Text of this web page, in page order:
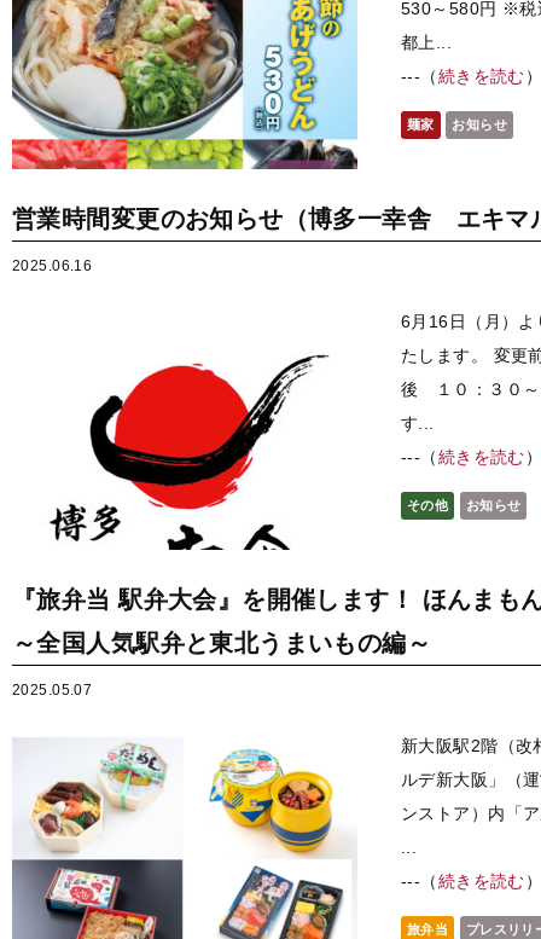
530～580円 ※税
都上...
---（続きを読む
麺家 お知らせ
営業時間変更のお知らせ（博多一幸舎 エキマ
2025.06.16
6月16日（月）よ
たします。 変更
後 １０：３０～
す...
---（続きを読む
その他 お知らせ
『旅弁当 駅弁大会』を開催します！ ほんまも
～全国人気駅弁と東北うまいもの編～
2025.05.07
新大阪駅2階（改
ルデ新大阪」（
ンストア）内「
---（続きを読む
旅弁当 プレスリリ